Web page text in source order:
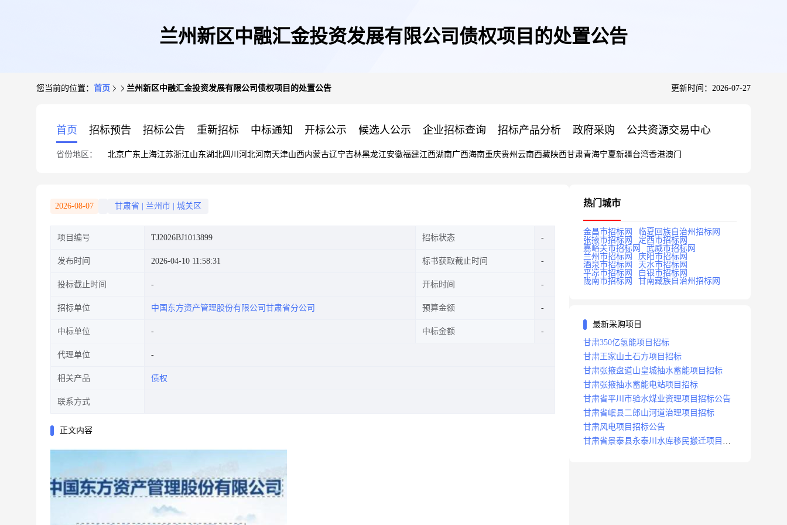
兰州新区中融汇金投资发展有限公司债权项目的处置公告
您当前的位置： 首页 兰州新区中融汇金投资发展有限公司债权项目的处置公告 更新时间：2026-07-27
首页 招标预告 招标公告 重新招标 中标通知 开标公示 候选人公示 企业招标查询 招标产品分析 政府采购 公共资源交易中心
省份地区： 北京广东 上海江苏浙江山东湖北四川 河北河南天津山西内蒙古辽宁吉林黑龙江安徽福建江西湖南广西海南重庆贵州 云南西藏陕西甘肃青海宁夏新疆台湾香港澳门
2026-08-07 甘肃省 兰州市 城关区
项目编号 TJ2026BJ1013899 招标状态
发布时间 2026-04-10 11:58:31 标书获取截止时间
投标截止时间 开标时间
招标单位 中国东方资产管理股份有限公司甘肃省分公司 预算金额
中标单位 中标金额
代理单位
相关产品 债权
联系方式
正文内容
热门城市
金昌市招标网
临夏回族自治州招标网
张掖市招标网
定西市招标网
嘉峪关市招标网
武威市招标网
兰州市招标网
庆阳市招标网
酒泉市招标网
天水市招标网
平凉市招标网
白银市招标网
陇南市招标网
甘南藏族自治州招标网
最新采购项目
甘肃350亿氢能项目招标
甘肃王家山土石方项目招标
甘肃张掖盘道山皇城抽水蓄能项目招标
甘肃张掖抽水蓄能电站项目招标
甘肃省平川市验水煤业资理项目招标公告
甘肃省岷县二郎山河道治理项目招标
甘肃风电项目招标公告
甘肃省景泰县永泰川水库移民搬迁项目招